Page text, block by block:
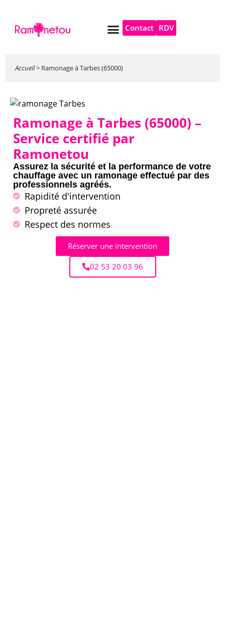
Contact RDV
Accueil> Ramonage à Tarbes (65000)
Ramonage à Tarbes (65000) –
Service certifié par
Ramonetou
Assurez la sécurité et la performance de votre
chauffage avec un ramonage effectué par des
professionnels agréés.
Rapidité d'intervention
Propreté assurée
Respect des normes
Réserver une intervention
02 53 20 03 96